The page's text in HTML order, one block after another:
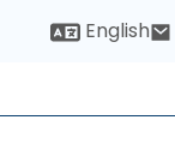
English